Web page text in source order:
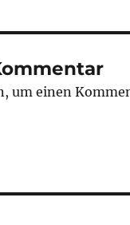
um einen